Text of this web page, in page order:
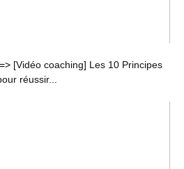
[Vidéo coaching] Les 10 Principes
réussir...